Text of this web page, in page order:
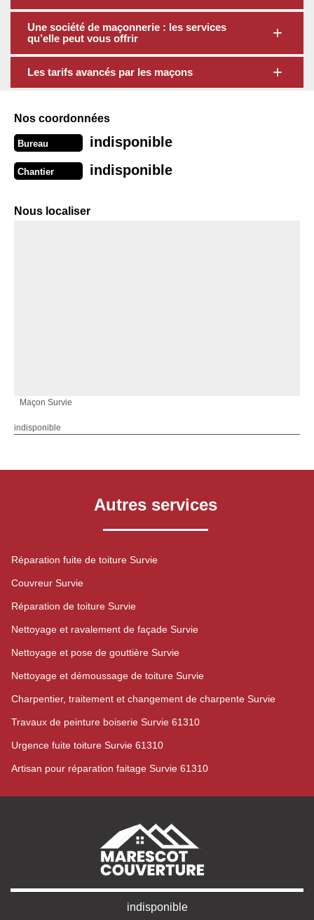
Une société de maçonnerie : les services
qu’elle peut vous offrir
Les tarifs avancés par les maçons
Nos coordonnées
Bureau indisponible
Chantier indisponible
Nous localiser
Maçon Survie
indisponible
Autres services
Réparation fuite de toiture Survie
Couvreur Survie
Réparation de toiture Survie
Nettoyage et ravalement de façade Survie
Nettoyage et pose de gouttière Survie
Nettoyage et démoussage de toiture Survie
Charpentier, traitement et changement de charpente Survie
Travaux de peinture boiserie Survie 61310
Urgence fuite toiture Survie 61310
Artisan pour réparation faitage Survie 61310
indisponible